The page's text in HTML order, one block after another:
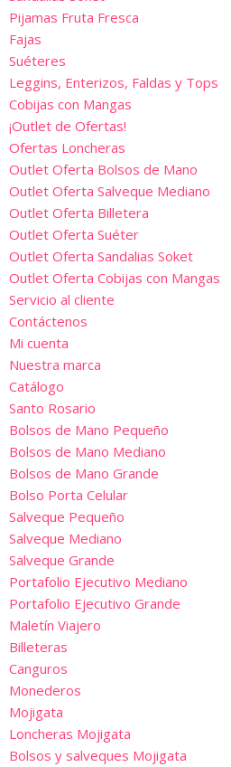
Pijamas Fruta Fresca
Fajas
Suéteres
Leggins, Enterizos, Faldas y Tops
Cobijas con Mangas
¡Outlet de Ofertas!
Ofertas Loncheras
Outlet Oferta Bolsos de Mano
Outlet Oferta Salveque Mediano
Outlet Oferta Billetera
Outlet Oferta Suéter
Outlet Oferta Sandalias Soket
Outlet Oferta Cobijas con Mangas
Servicio al cliente
Contáctenos
Mi cuenta
Nuestra marca
Catálogo
Santo Rosario
Bolsos de Mano Pequeño
Bolsos de Mano Mediano
Bolsos de Mano Grande
Bolso Porta Celular
Salveque Pequeño
Salveque Mediano
Salveque Grande
Portafolio Ejecutivo Mediano
Portafolio Ejecutivo Grande
Maletín Viajero
Billeteras
Canguros
Monederos
Mojigata
Loncheras Mojigata
Bolsos y salveques Mojigata